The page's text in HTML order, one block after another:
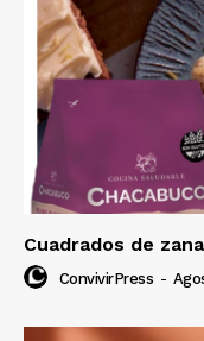
Cuadrados de
ConvivirPress -